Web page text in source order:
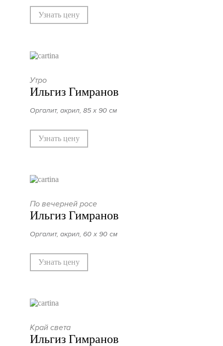
Узнать цену
Утро
Ильгиз Гимранов
Оргалит, акрил, 85 х 90 см
Узнать цену
По вечерней росе
Ильгиз Гимранов
Оргалит, акрил, 60 х 90 см
Узнать цену
Край света
Ильгиз Гимранов